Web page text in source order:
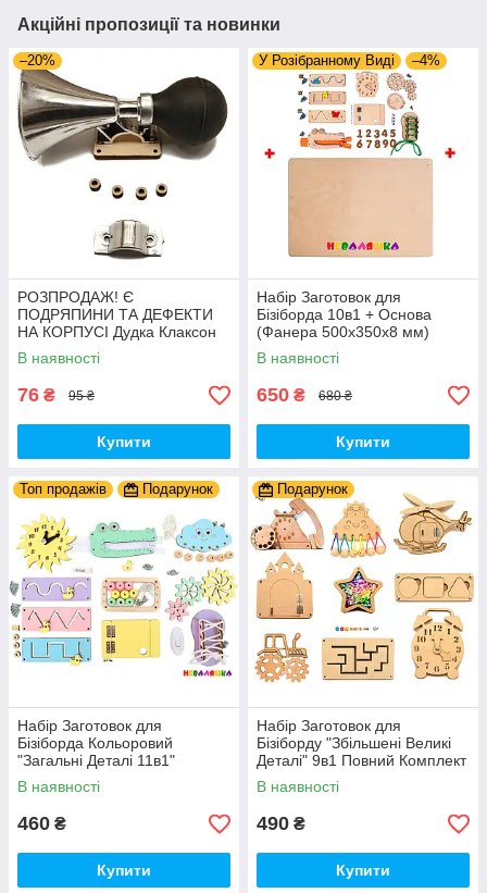
Акційні пропозиції та новинки
–20%
РОЗПРОДАЖ! Є
ПОДРЯПИНИ ТА ДЕФЕКТИ
НА КОРПУСІ Дудка Клаксон
для Велосипедів 14 см Фа-
Фа Пластик + Гума
В наявності
76 ₴ 95 ₴
Купити
У Розібранному Виді –4%
Набір Заготовок для
Бізіборда 10в1 + Основа
(Фанера 500x350x8 мм)
Базові Деталі, Весь Комплект
- Собери Сам
В наявності
650 ₴ 680 ₴
Купити
Топ продажів Подарунок
Набір Заготовок для
Бізіборда Кольоровий
"Загальні Деталі 11в1"
Базовий Комплект (+Клей,
Шурупи) Набiр Заготівель
для Бiзiкуба
В наявності
460 ₴
Купити
Подарунок
Набір Заготовок для
Бізіборду "Збільшені Великі
Деталі" 9в1 Повний Комплект
+ Всі Кріплення
В наявності
490 ₴
Купити